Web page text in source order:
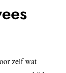
zelf wat